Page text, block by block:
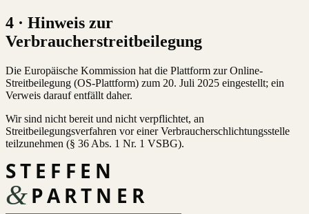
4 · Hinweis zur
Verbraucherstreitbeilegung
Die Europäische Kommission hat die Plattform zur Online-
Streitbeilegung (OS-Plattform) zum 20. Juli 2025 eingestellt; ein
Verweis darauf entfällt daher.
Wir sind nicht bereit und nicht verpflichtet, an
Streitbeilegungsverfahren vor einer Verbraucherschlichtungsstelle
teilzunehmen (§ 36 Abs. 1 Nr. 1 VSBG).
STEFFEN
&PARTNER